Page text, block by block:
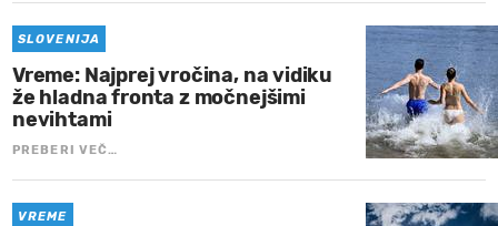
SLOVENIJA
Vreme: Najprej vročina, na vidiku
že hladna fronta z močnejšimi
nevihtami
PREBERI VEČ…
VREME